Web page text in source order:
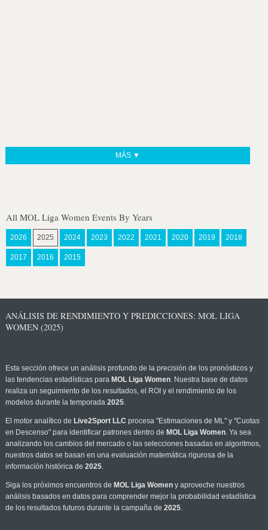
MÁS ▼
All MOL Liga Women Events By Years
2026 2025 2024 2023 2022 2021 2020 2019 2018
2017 2016 2015
ANÁLISIS DE RENDIMIENTO Y PREDICCIONES: MOL LIGA
WOMEN (2025)
Esta sección ofrece un análisis profundo de la precisión de los pronósticos y
las tendencias estadísticas para MOL Liga Women. Nuestra base de datos
realiza un seguimiento de los resultados, el ROI y el rendimiento de los
modelos durante la temporada 2025.
El motor analítico de Live2Sport LLC procesa "Estimaciones de ML" y "Cuotas
en Descenso" para identificar patrones dentro de MOL Liga Women. Ya sea
analizando los cambios del mercado o las selecciones basadas en algoritmos,
nuestros datos se basan en una evaluación matemática rigurosa de la
información histórica de 2025.
Siga los próximos encuentros de MOL Liga Womeny aproveche nuestros
análisis basados en datos para comprender mejor la probabilidad estadística
de los resultados futuros durante la campaña de 2025.